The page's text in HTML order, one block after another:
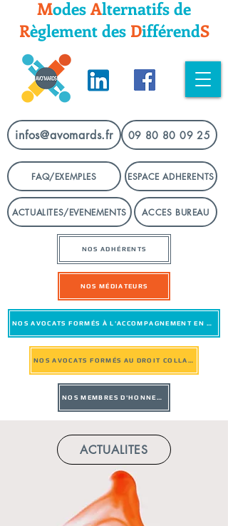
ModesAlternatifsde
Règlement desDifférendS
infos@avomards.fr 09 80 80 09 25
FAQ/EXEMPLES ESPACE ADHERENTS
ACTUALITES/EVENEMENTS ACCES BUREAU
NOS ADHÉRENTS
NOS MÉDIATEURS
NOS AVOCATS FORMÉS À L'ACCOMPAGNEMENT EN MÉDIATION
NOS AVOCATS FORMÉS AU DROIT COLLABORATIF
NOS MEMBRES D'HONNEUR
ACTUALITES